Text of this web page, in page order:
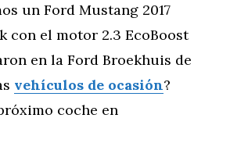
un Ford Mustang 2017
con el motor 2.3 EcoBoost
en la Ford Broekhuis de
vehículos de ocasión?
coche en